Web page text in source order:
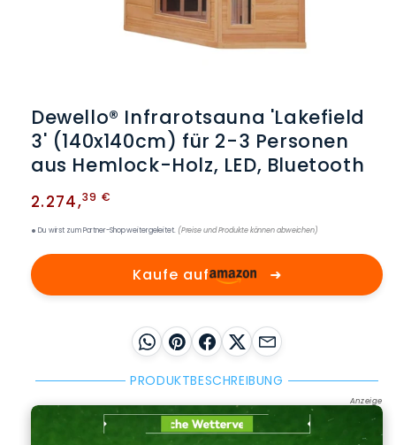
Modal
öffnen
Dewello® Infrarotsauna 'Lakefield
3' (140x140cm) für 2-3 Personen
aus Hemlock-Holz, LED, Bluetooth
Normaler
Preis
2.274,39 €
Du wirst zum Partner-Shop weitergeleitet. (Preise und Produkte können abweichen)
Kaufe auf ➜
WhatsApp
Pinterest
Facebook
X E-Mail
PRODUKTBESCHREIBUNG
Anzeige